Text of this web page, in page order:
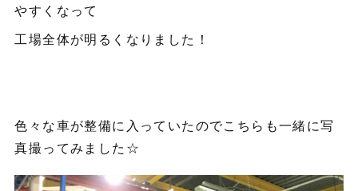
やすくなって
工場全体が明るくなりました！
色々な車が整備に入っていたのでこちらも一緒に写
真撮ってみました☆